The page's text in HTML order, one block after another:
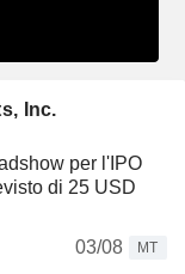
Inc.
per l'IPO
di 25 USD
03/08
MT